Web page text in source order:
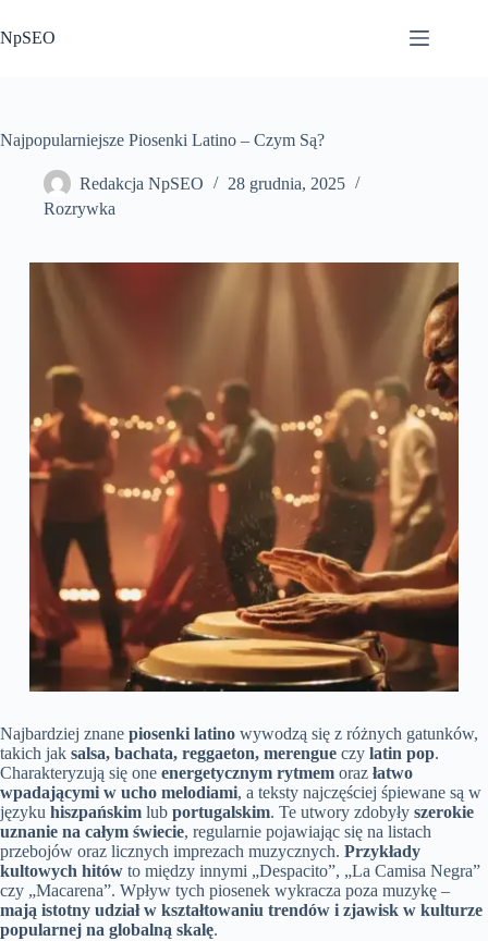
do
treści
NpSEO
Najpopularniejsze Piosenki Latino – Czym Są?
Redakcja NpSEO
28 grudnia, 2025
Rozrywka
Najbardziej znane piosenki latino wywodzą się z różnych gatunków,
takich jak salsa, bachata, reggaeton, merengue czy latin pop.
Charakteryzują się one energetycznym rytmem oraz łatwo
wpadającymi w ucho melodiami, a teksty najczęściej śpiewane są w
języku hiszpańskim lub portugalskim. Te utwory zdobyły szerokie
uznanie na całym świecie, regularnie pojawiając się na listach
przebojów oraz licznych imprezach muzycznych. Przykłady
kultowych hitów to między innymi „Despacito”, „La Camisa Negra”
czy „Macarena”. Wpływ tych piosenek wykracza poza muzykę –
mają istotny udział w kształtowaniu trendów i zjawisk w kulturze
popularnej na globalną skalę.